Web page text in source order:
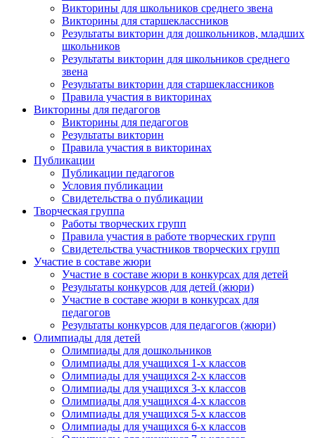
Викторины для школьников среднего звена
Викторины для старшеклассников
Результаты викторин для дошкольников, младших
школьников
Результаты викторин для школьников среднего
звена
Результаты викторин для старшеклассников
Правила участия в викторинах
Викторины для педагогов
Викторины для педагогов
Результаты викторин
Правила участия в викторинах
Публикации
Публикации педагогов
Условия публикации
Свидетельства о публикации
Творческая группа
Работы творческих групп
Правила участия в работе творческих групп
Свидетельства участников творческих групп
Участие в составе жюри
Участие в составе жюри в конкурсах для детей
Результаты конкурсов для детей (жюри)
Участие в составе жюри в конкурсах для
педагогов
Результаты конкурсов для педагогов (жюри)
Олимпиады для детей
Олимпиады для дошкольников
Олимпиады для учащихся 1-х классов
Олимпиады для учащихся 2-х классов
Олимпиады для учащихся 3-х классов
Олимпиады для учащихся 4-х классов
Олимпиады для учащихся 5-х классов
Олимпиады для учащихся 6-х классов